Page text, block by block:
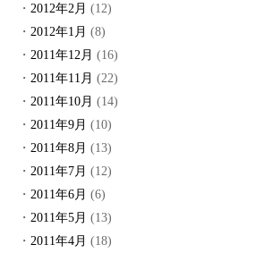
2012年2月 (12)
2012年1月 (8)
2011年12月 (16)
2011年11月 (22)
2011年10月 (14)
2011年9月 (10)
2011年8月 (13)
2011年7月 (12)
2011年6月 (6)
2011年5月 (13)
2011年4月 (18)